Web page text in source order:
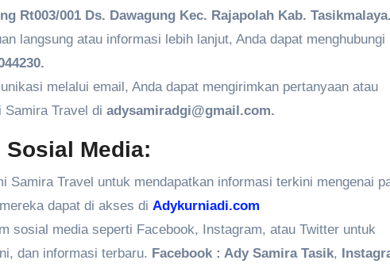
Rt003/001 Ds. Dawagung Kec. Rajapolah Kab. Tasikmalaya.
langsung atau informasi lebih lanjut, Anda dapat menghubungi
melalui email, Anda dapat mengirimkan pertanyaan atau
Travel di adysamiradgi@gmail.com.
Media:
Samira Travel untuk mendapatkan informasi terkini mengenai
dapat di akses di Adykurniadi.com
sosial media seperti Facebook, Instagram, atau Twitter untuk
dan informasi terbaru. Facebook : Ady Samira Tasik,